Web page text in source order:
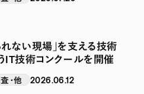
のか
れない現場」を支える技術
IT技術コンクールを開催
・他 2026.06.12